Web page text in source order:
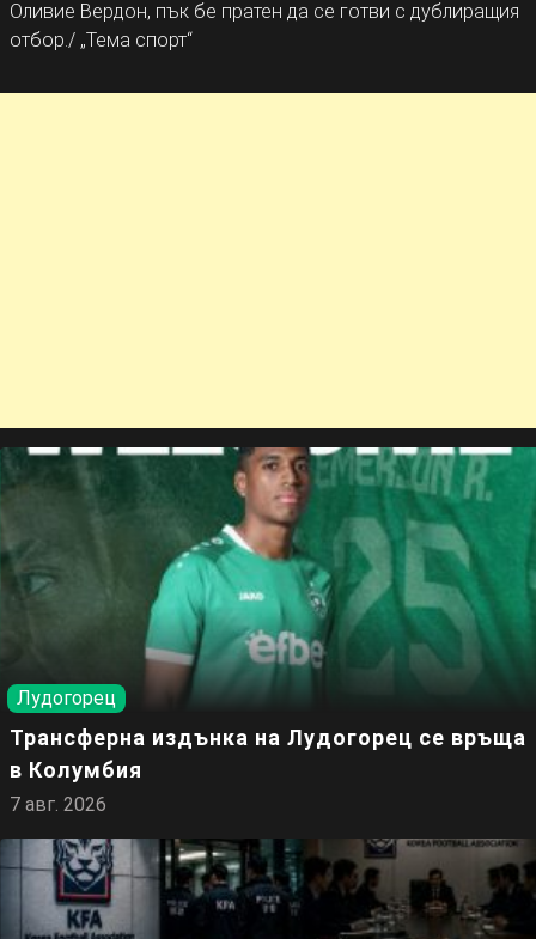
Оливие Вердон, пък бе пратен да се готви с дублиращия
отбор./ „Тема спорт“
Лудогорец
Трансферна издънка на Лудогорец се връща
в Колумбия
7 авг. 2026